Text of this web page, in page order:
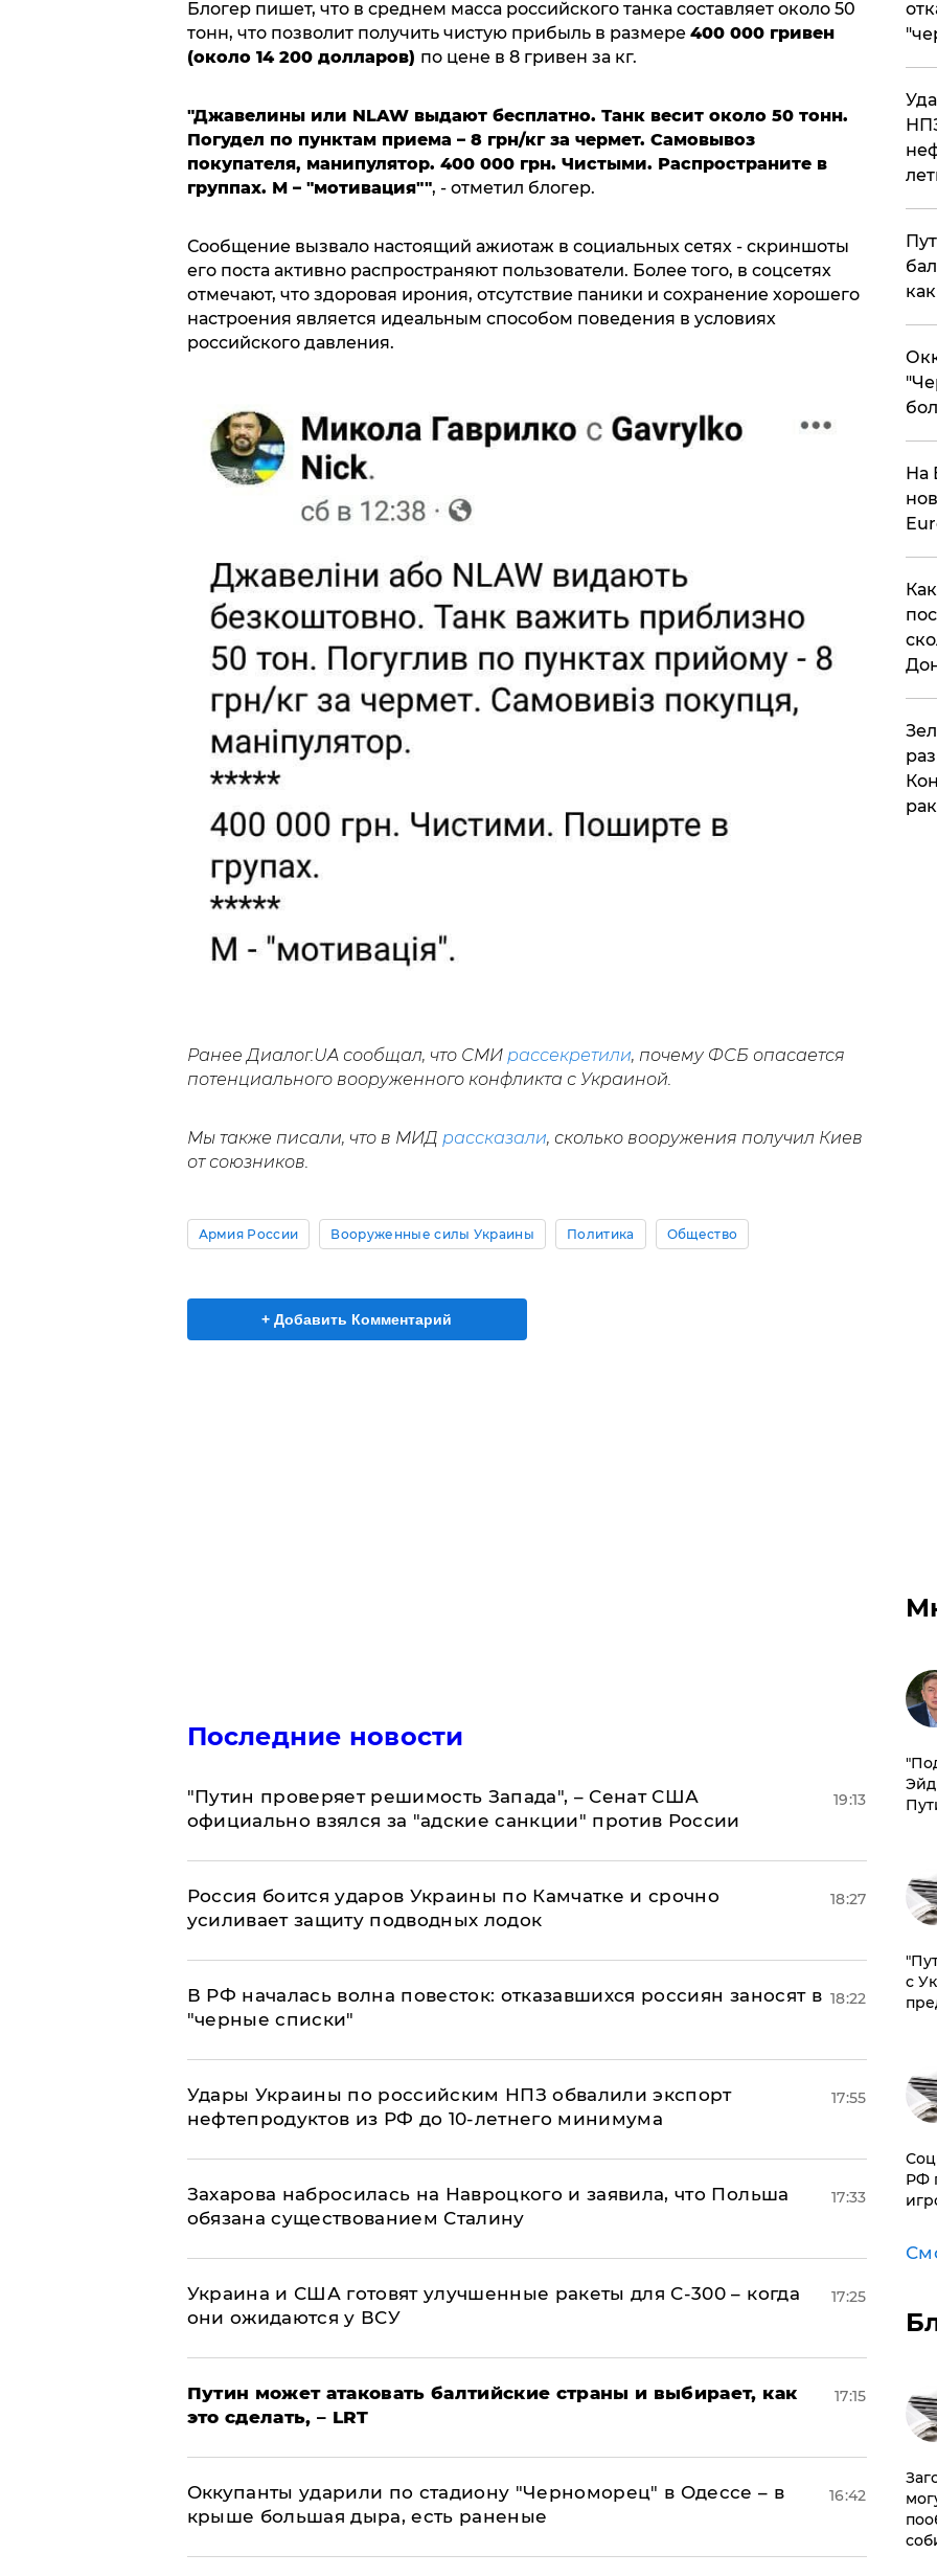
Блогер пишет, что в среднем масса российского танка составляет около 50
тонн, что позволит получить чистую прибыль в размере 400 000 гривен
(около 14 200 долларов) по цене в 8 гривен за кг.
"Джавелины или NLAW выдают бесплатно. Танк весит около 50 тонн.
Погудел по пунктам приема – 8 грн/кг за чермет. Самовывоз
покупателя, манипулятор. 400 000 грн. Чистыми. Распространите в
группах. М – "мотивация"", - отметил блогер.
Сообщение вызвало настоящий ажиотаж в социальных сетях - скриншоты
его поста активно распространяют пользователи. Более того, в соцсетях
отмечают, что здоровая ирония, отсутствие паники и сохранение хорошего
настроения является идеальным способом поведения в условиях
российского давления.
Ранее Диалог.UA сообщал, что СМИ рассекретили, почему ФСБ опасается
потенциального вооруженного конфликта с Украиной.
Мы также писали, что в МИД рассказали, сколько вооружения получил Киев
от союзников.
Армия России Вооруженные силы Украины Политика Общество
+ Добавить Комментарий
Последние новости
"Путин проверяет решимость Запада", – Сенат США
официально взялся за "адские санкции" против России
19:13
Россия боится ударов Украины по Камчатке и срочно
усиливает защиту подводных лодок
18:27
​В РФ началась волна повесток: отказавшихся россиян заносят в
"черные списки"
18:22
Удары Украины по российским НПЗ обвалили экспорт
нефтепродуктов из РФ до 10-летнего минимума
17:55
​Захарова набросилась на Навроцкого и заявила, что Польша
обязана существованием Сталину
17:33
Украина и США готовят улучшенные ракеты для С-300 – когда
они ожидаются у ВСУ
17:25
Путин может атаковать балтийские страны и выбирает, как
это сделать, – LRT
17:15
Оккупанты ударили по стадиону "Черноморец" в Одессе – в
крыше большая дыра, есть раненые
16:42
На
с
РФ